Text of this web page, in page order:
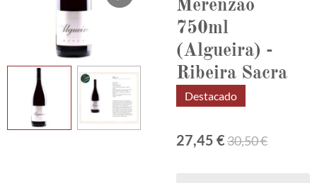
Merenzao
750ml
(Algueira) -
Ribeira Sacra
Destacado
27,45 €30,50 €